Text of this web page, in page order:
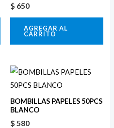
$ 650
AGREGAR AL
CARRITO
BOMBILLAS PAPELES 50PCS
BLANCO
$ 580